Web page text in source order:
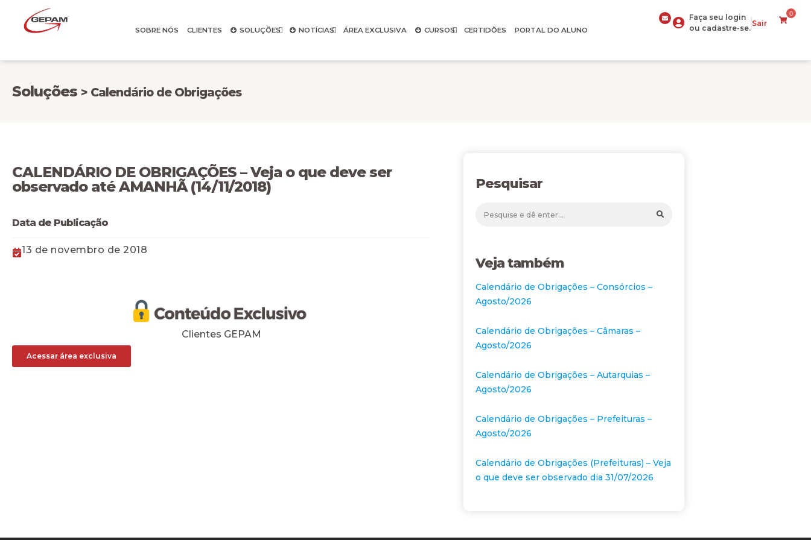
SOBRE NÓS CLIENTES SOLUÇÕES NOTÍCIAS ÁREA EXCLUSIVA CURSOS CERTIDÕES PORTAL DO ALUNO
Faça seu login
ou cadastre-se.
Sair
0
Soluções > Calendário de Obrigações
CALENDÁRIO DE OBRIGAÇÕES – Veja o que deve ser
observado até AMANHÃ (14/11/2018)
Data de Publicação
13 de novembro de 2018
Clientes GEPAM
Acessar área exclusiva
Pesquisar
Veja também
Calendário de Obrigações – Consórcios –
Agosto/2026
Calendário de Obrigações – Câmaras –
Agosto/2026
Calendário de Obrigações – Autarquias –
Agosto/2026
Calendário de Obrigações – Prefeituras –
Agosto/2026
Calendário de Obrigações (Prefeituras) – Veja
o que deve ser observado dia 31/07/2026